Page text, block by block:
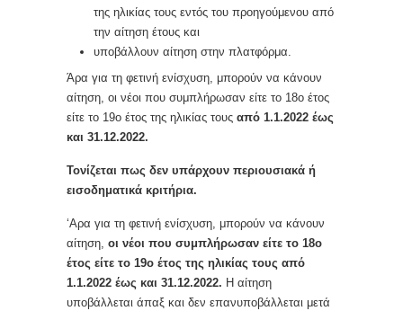
της ηλικίας τους εντός του προηγούμενου από
την αίτηση έτους και
υποβάλλουν αίτηση στην πλατφόρμα.
Άρα για τη φετινή ενίσχυση, μπορούν να κάνουν
αίτηση, οι νέοι που συμπλήρωσαν είτε το 18ο έτος
είτε το 19ο έτος της ηλικίας τους από 1.1.2022 έως
και 31.12.2022.
Τονίζεται πως δεν υπάρχουν περιουσιακά ή
εισοδηματικά κριτήρια.
‘Αρα για τη φετινή ενίσχυση, μπορούν να κάνουν
αίτηση, οι νέοι που συμπλήρωσαν είτε το 18ο
έτος είτε το 19ο έτος της ηλικίας τους από
1.1.2022 έως και 31.12.2022. Η αίτηση
υποβάλλεται άπαξ και δεν επανυποβάλλεται μετά